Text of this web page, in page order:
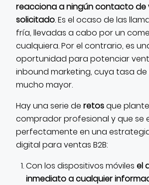
reacciona a ningún contacto de
solicitado. Es el ocaso de las
fría, llevadas a cabo por un
cualquiera. Por el contrario, es
oportunidad para potenciar
inbound marketing, cuya tasa de
mucho mayor.
Hay una serie de retosque
comprador profesional y que se
perfectamente en una
digital para ventas B2B:
Con los dispositivos móviles el
inmediato a cualquier